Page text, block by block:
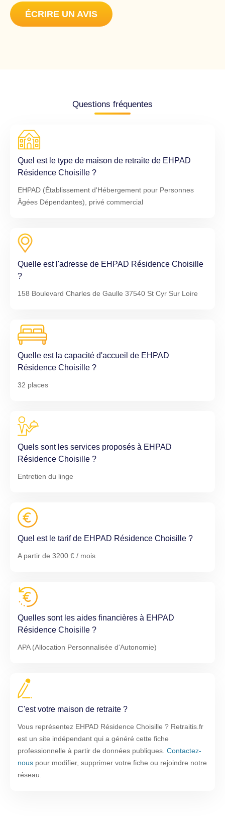
ÉCRIRE UN AVIS
Questions fréquentes
Quel est le type de maison de retraite de EHPAD
Résidence Choisille ?
EHPAD (Établissement d'Hébergement pour Personnes
Âgées Dépendantes), privé commercial
Quelle est l'adresse de EHPAD Résidence Choisille
?
158 Boulevard Charles de Gaulle 37540 St Cyr Sur Loire
Quelle est la capacité d'accueil de EHPAD
Résidence Choisille ?
32 places
Quels sont les services proposés à EHPAD
Résidence Choisille ?
Entretien du linge
Quel est le tarif de EHPAD Résidence Choisille ?
A partir de 3200 € / mois
Quelles sont les aides financières à EHPAD
Résidence Choisille ?
APA (Allocation Personnalisée d'Autonomie)
C'est votre maison de retraite ?
Vous représentez EHPAD Résidence Choisille ? Retraitis.fr
est un site indépendant qui a généré cette fiche
professionnelle à partir de données publiques. Contactez-
nous pour modifier, supprimer votre fiche ou rejoindre notre
réseau.